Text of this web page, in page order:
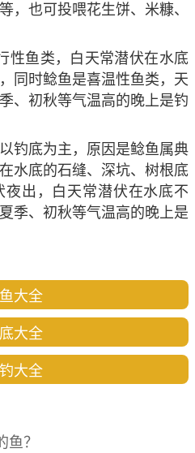
，也可投喂花生饼、米糠、
性鱼类，白天常潜伏在水底
同时鲶鱼是喜温性鱼类，天
、初秋等气温高的晚上是钓
钓底为主，原因是鲶鱼属典
水底的石缝、深坑、树根底
出，白天常潜伏在水底不
季、初秋等气温高的晚上是
大全
大全
大全
？